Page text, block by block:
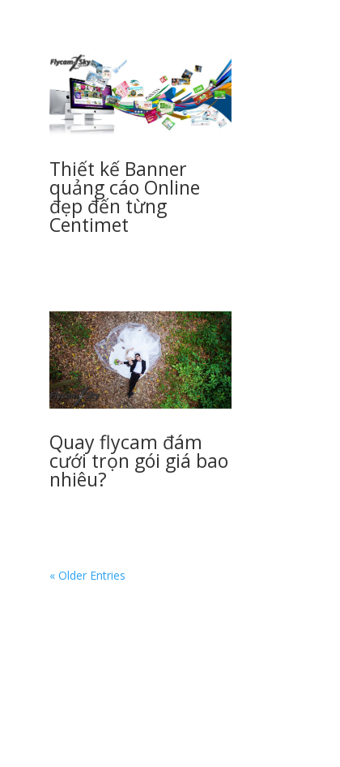
Thiết kế Banner
quảng cáo Online
đẹp đến từng
Centimet
Quay flycam đám
cưới trọn gói giá bao
nhiêu?
« Older Entries